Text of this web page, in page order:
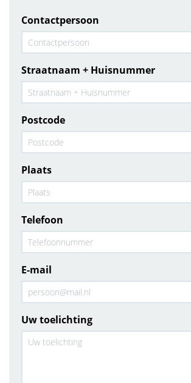
Contactpersoon
Straatnaam + Huisnummer
Postcode
Plaats
Telefoon
E-mail
Uw toelichting